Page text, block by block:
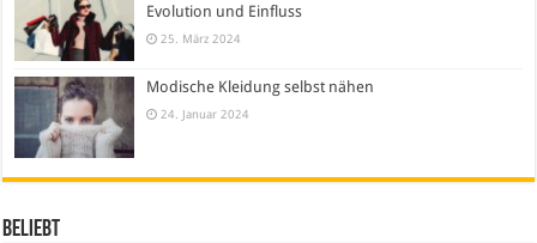
Evolution und Einfluss
25. März 2024
Modische Kleidung selbst nähen
24. Januar 2024
Beliebt